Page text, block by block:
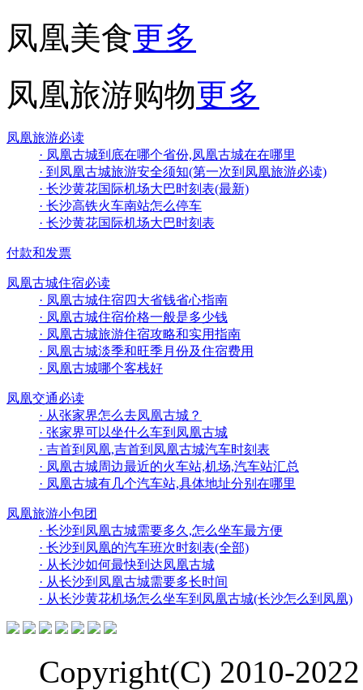
凤凰美食更多
凤凰旅游购物更多
凤凰旅游必读
· 凤凰古城到底在哪个省份,凤凰古城在在哪里
· 到凤凰古城旅游安全须知(第一次到凤凰旅游必读)
· 长沙黄花国际机场大巴时刻表(最新)
· 长沙高铁火车南站怎么停车
· 长沙黄花国际机场大巴时刻表
付款和发票
凤凰古城住宿必读
· 凤凰古城住宿四大省钱省心指南
· 凤凰古城住宿价格一般是多少钱
· 凤凰古城旅游住宿攻略和实用指南
· 凤凰古城淡季和旺季月份及住宿费用
· 凤凰古城哪个客栈好
凤凰交通必读
· 从张家界怎么去凤凰古城？
· 张家界可以坐什么车到凤凰古城
· 吉首到凤凰,吉首到凤凰古城汽车时刻表
· 凤凰古城周边最近的火车站,机场,汽车站汇总
· 凤凰古城有几个汽车站,具体地址分别在哪里
凤凰旅游小包团
· 长沙到凤凰古城需要多久,怎么坐车最方便
· 长沙到凤凰的汽车班次时刻表(全部)
· 从长沙如何最快到达凤凰古城
· 从长沙到凤凰古城需要多长时间
· 从长沙黄花机场怎么坐车到凤凰古城(长沙怎么到凤凰)
Copyright(C) 2010-